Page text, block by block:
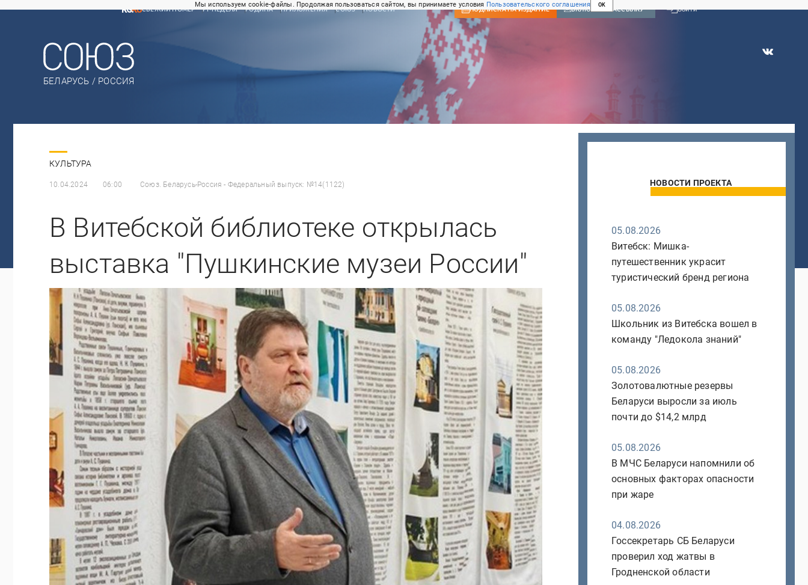
Мы используем cookie-файлы. Продолжая пользоваться сайтом, вы принимаете условия Пользовательского соглашения
OK
СВЕЖИЙ НОМЕР
РГ-НЕДЕЛЯ РОДИНА ПРИЛОЖЕНИЯ СОЮЗ НОВОСТИ ПОДПИСКА НА ИЗДАНИЕ ВКЛЮЧИТЬ РАССЫЛКУ Войти
БЕЛАРУСЬ / РОССИЯ
КУЛЬТУРА
10.04.2024 06:00 Союз. Беларусь-Россия - Федеральный выпуск: №14(1122)
В Витебской библиотеке открылась
выставка "Пушкинские музеи России"
НОВОСТИ ПРОЕКТА
05.08.2026
Витебск: Мишка-
путешественник украсит
туристический бренд региона
05.08.2026
Школьник из Витебска вошел в
команду "Ледокола знаний"
05.08.2026
Золотовалютные резервы
Беларуси выросли за июль
почти до $14,2 млрд
05.08.2026
В МЧС Беларуси напомнили об
основных факторах опасности
при жаре
04.08.2026
Госсекретарь СБ Беларуси
проверил ход жатвы в
Гродненской области